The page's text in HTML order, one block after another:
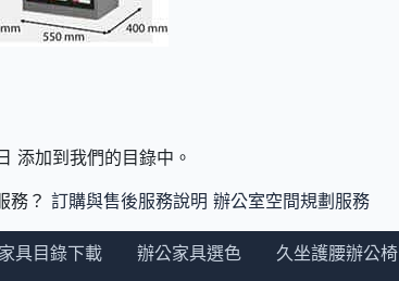
添加到我們的目錄中。
務？ 訂購與售後服務說明 辦公室空間規劃服務
具目錄下載 辦公家具選色 久坐護腰辦公椅